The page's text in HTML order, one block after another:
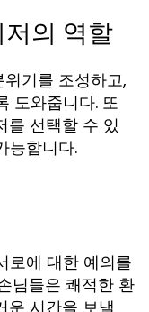
의 역할
기를 조성하고,
도와줍니다. 또
를 선택할 수 있
능합니다.
로에 대한 예의를
님들은 쾌적한 환
운 시간을 보낼